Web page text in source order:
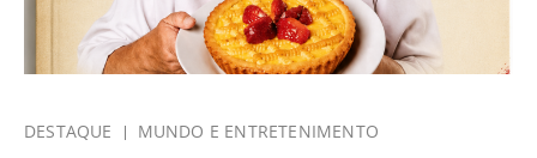
DESTAQUE MUNDO E ENTRETENIMENTO